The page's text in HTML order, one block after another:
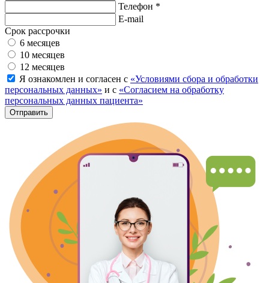
Телефон *
E-mail
Срок рассрочки
6 месяцев
10 месяцев
12 месяцев
Я ознакомлен и согласен с «Условиями сбора и обработки
персональных данных» и с «Согласием на обработку
персональных данных пациента»
Отправить